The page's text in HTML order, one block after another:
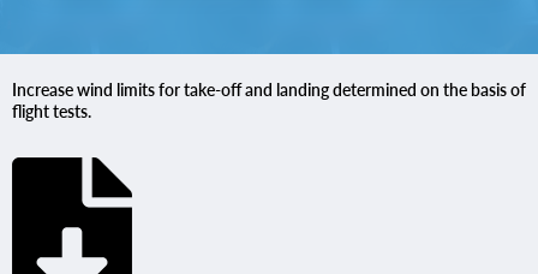
Increase wind limits for take-off and landing determined on the basis of
flight tests.